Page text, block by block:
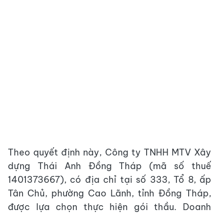
Theo quyết định này, Công ty TNHH MTV Xây
dựng Thái Anh Đồng Tháp (mã số thuế
1401373667), có địa chỉ tại số 333, Tổ 8, ấp
Tân Chủ, phường Cao Lãnh, tỉnh Đồng Tháp,
được lựa chọn thực hiện gói thầu. Doanh